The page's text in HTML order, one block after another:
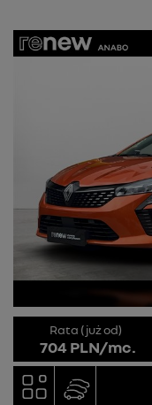
Rata (już od)
704 PLN/mc.